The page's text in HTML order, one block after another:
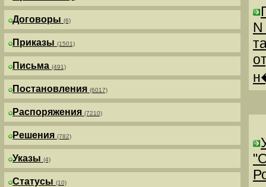
Договоры (6)
Приказы (1501)
Письма (491)
Постановления (6017)
Распоряжения (7210)
Решения (782)
Указы (4)
Статусы (10)